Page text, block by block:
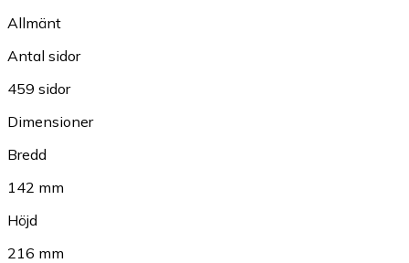
Allmänt
Antal sidor
459 sidor
Dimensioner
Bredd
142 mm
Höjd
216 mm